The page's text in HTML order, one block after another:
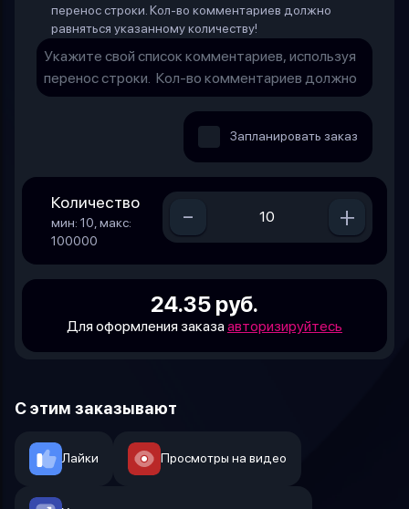
перенос строки. Кол-во комментариев должно
равняться указанному количеству!
Запланировать заказ
Количество
мин: 10, макс:
100000
- +
24.35 руб.
Для оформления заказаавторизируйтесь
С этим заказывают
Лайки Просмотры на видео